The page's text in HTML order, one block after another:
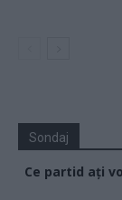
Sondaj
Ce partid ați